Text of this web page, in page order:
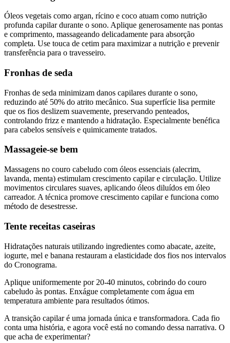
Óleos vegetais como argan, rícino e coco atuam como nutrição
profunda capilar durante o sono. Aplique generosamente nas pontas
e comprimento, massageando delicadamente para absorção
completa. Use touca de cetim para maximizar a nutrição e prevenir
transferência para o travesseiro.
Fronhas de seda
Fronhas de seda minimizam danos capilares durante o sono,
reduzindo até 50% do atrito mecânico. Sua superfície lisa permite
que os fios deslizem suavemente, preservando penteados,
controlando frizz e mantendo a hidratação. Especialmente benéfica
para cabelos sensíveis e quimicamente tratados.
Massageie-se bem
Massagens no couro cabeludo com óleos essenciais (alecrim,
lavanda, menta) estimulam crescimento capilar e circulação. Utilize
movimentos circulares suaves, aplicando óleos diluídos em óleo
carreador. A técnica promove crescimento capilar e funciona como
método de desestresse.
Tente receitas caseiras
Hidratações naturais utilizando ingredientes como abacate, azeite,
iogurte, mel e banana restauram a elasticidade dos fios nos intervalos
do Cronograma.
Aplique uniformemente por 20-40 minutos, cobrindo do couro
cabeludo às pontas. Enxágue completamente com água em
temperatura ambiente para resultados ótimos.
A transição capilar é uma jornada única e transformadora. Cada fio
conta uma história, e agora você está no comando dessa narrativa. O
que acha de experimentar?